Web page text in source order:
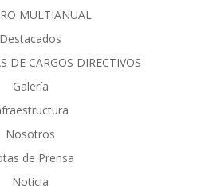
MULTIANUAL
Destacados
DE CARGOS DIRECTIVOS
Galería
Nosotros
de Prensa
Noticia